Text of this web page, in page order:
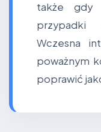
także gdy
przypadki
Wczesna
poważnym
poprawić